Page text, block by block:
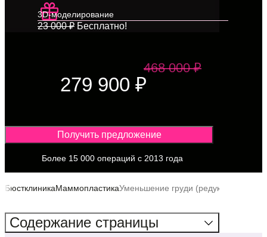
БюстклиникаМаммопластикаУменьшение груди (редукционная
Содержание страницы
279 900 ₽
468 000 ₽
3D-моделирование
23 000 ₽ Бесплатно!
Получить предложение
Более 15 000 операций с 2013 года